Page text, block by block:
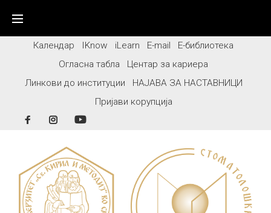
contentКалендар IKnow iLearn E-mail
Е-библиотека
Огласна табла
Центар за кариера
Линкови до институции
НАЈАВА ЗА НАСТАВНИЦИ
Пријави корупција
FacebookInstagram